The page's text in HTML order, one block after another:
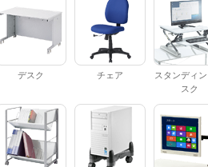
デスク チェア
スタンディ
スク